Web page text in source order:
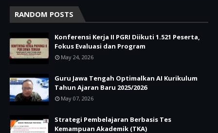
RANDOM POSTS
Konferensi Kerja II PGRI Diikuti 1.521 Peserta,
Fokus Evaluasi dan Program
May 24, 2026
Guru Jawa Tengah Optimalkan AI Kurikulum
Tahun Ajaran Baru 2025/2026
May 07, 2026
Strategi Pembelajaran Berbasis Tes
Kemampuan Akademik (TKA)